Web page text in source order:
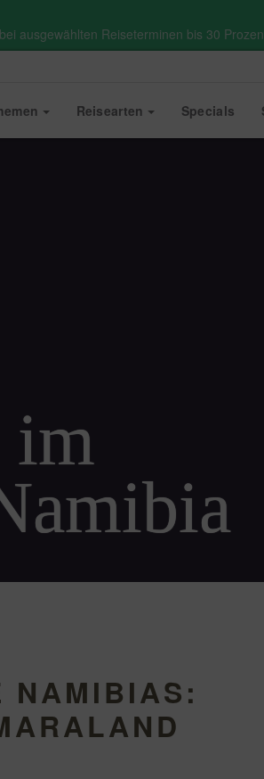
ausgewählten Reiseterminen bis 30
Reisearten Specials
im
NAMIBIAS: